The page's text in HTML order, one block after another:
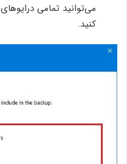
می‌توانید تمامی
کنید.